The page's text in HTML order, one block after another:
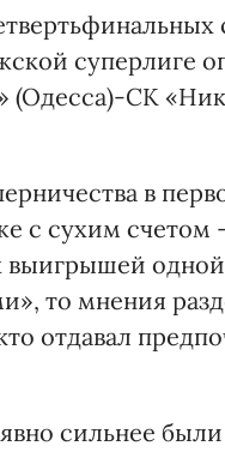
суперлиге
СК
в
с сухим счетом
одной
то мнения
отдавал
сильнее